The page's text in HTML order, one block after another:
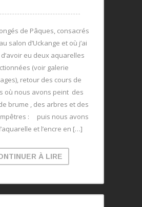
de Pâques, consacrés
salon d’Uckange et où j’ai
eu deux aquarelles
(voir galerie
retour des cours de
où nous avons peint des
brume , des arbres et des
: puis nous avons
et l’encre en […]
À LIRE